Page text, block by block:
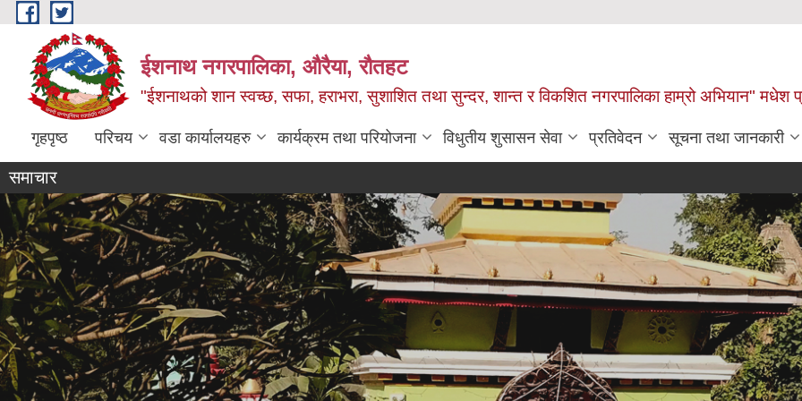
Skip to main content
ईशनाथ नगरपालिका, औरैया, रौतहट
"ईशनाथको शान स्वच्छ, सफा, हराभरा, सुशाशित तथा सुन्दर, शान्त र विकशित नगरपालिका हाम्रो अभियान" मधेश
गृहपृष्ठ परिचय वडा कार्यालयहरु कार्यक्रम तथा परियोजना विधुतीय शुसासन सेवा प्रतिवेदन सूचना तथा जानकारी
समाचार आ.व.